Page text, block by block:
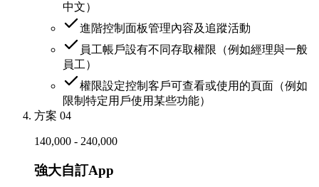
中文）
進階控制面板管理內容及追蹤活動
員工帳戶設有不同存取權限（例如經理與一般
員工）
權限設定控制客戶可查看或使用的頁面（例如
限制特定用戶使用某些功能）
方案 04
140,000 - 240,000
強大自訂App